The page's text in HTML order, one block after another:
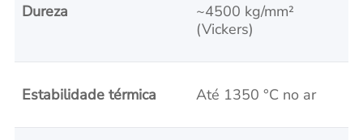
Dureza
~4500 kg/mm²
(Vickers)
Estabilidade térmica Até 1350 °C no ar